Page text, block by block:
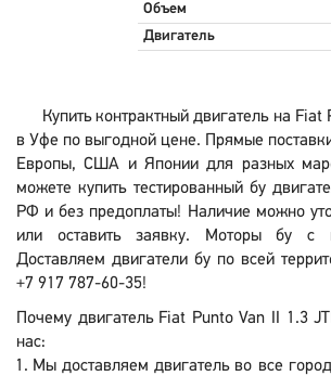
Объем
Двигатель
Купить контрактный двигатель на Fiat
в Уфе по выгодной цене. Прямые
Европы, США и Японии для разных
можете купить тестированный бу
РФ и без предоплаты! Наличие можно
или оставить заявку. Моторы бу с
Доставляем двигатели бу по всей
+7 917 787-60-35!
Почему двигатель Fiat Punto Van II 1.3
нас:
Мы доставляем двигатель во все